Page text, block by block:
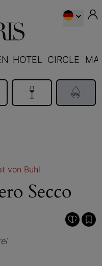
HOTEL CIRCLE
von Buhl
Secco